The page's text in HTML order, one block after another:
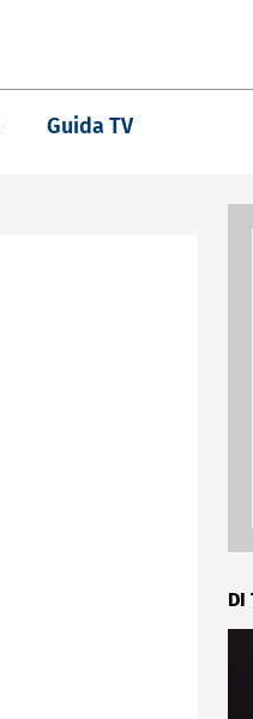
Guida TV
DI